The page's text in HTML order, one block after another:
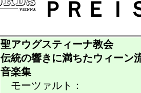
ＰＲＥ
聖アウグスティーナ教会
伝統の響きに満ちたウィーン
音楽集
モーツァルト：